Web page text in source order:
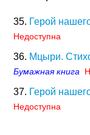
35. Герой
Недоступна
36. Мцыри.
Бумажная книга
37. Герой
Недоступна